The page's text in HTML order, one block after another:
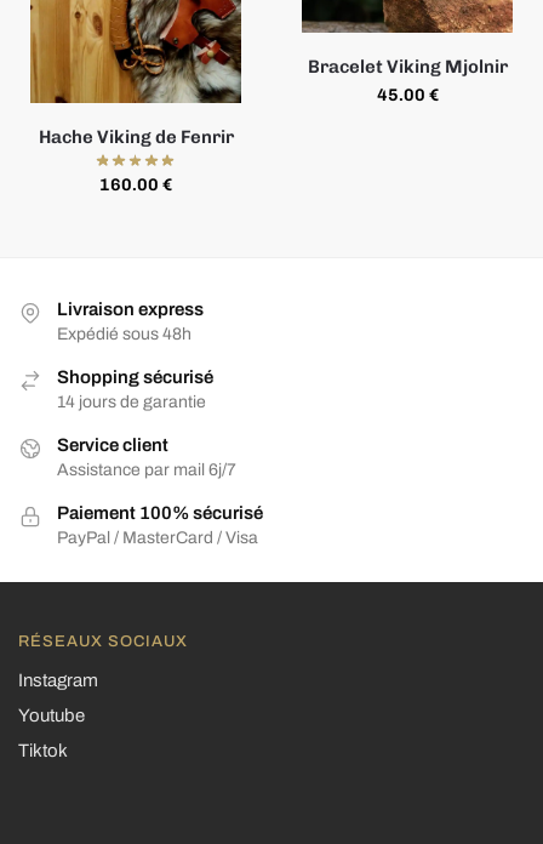
Hache Viking de Fenrir
160.00 €
Bracelet Viking Mjolnir
45.00 €
Livraison express
Expédié sous 48h
Shopping sécurisé
14 jours de garantie
Service client
Assistance par mail 6j/7
Paiement 100% sécurisé
PayPal / MasterCard / Visa
RÉSEAUX SOCIAUX
Instagram
Youtube
Tiktok